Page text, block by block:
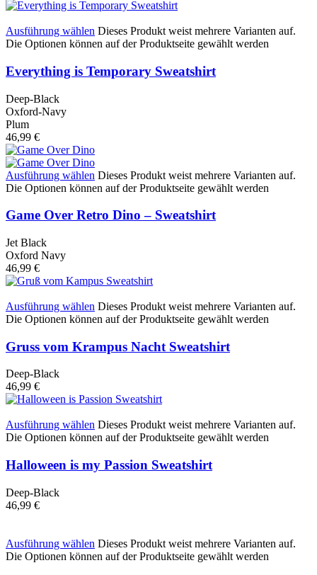
Ausführung wählen Dieses Produkt weist mehrere Varianten auf.
Die Optionen können auf der Produktseite gewählt werden
Everything is Temporary Sweatshirt
Deep-Black
Oxford-Navy
Plum
46,99 €
Ausführung wählen Dieses Produkt weist mehrere Varianten auf.
Die Optionen können auf der Produktseite gewählt werden
Game Over Retro Dino – Sweatshirt
Jet Black
Oxford Navy
46,99 €
Ausführung wählen Dieses Produkt weist mehrere Varianten auf.
Die Optionen können auf der Produktseite gewählt werden
Gruss vom Krampus Nacht Sweatshirt
Deep-Black
46,99 €
Ausführung wählen Dieses Produkt weist mehrere Varianten auf.
Die Optionen können auf der Produktseite gewählt werden
Halloween is my Passion Sweatshirt
Deep-Black
46,99 €
Ausführung wählen Dieses Produkt weist mehrere Varianten auf.
Die Optionen können auf der Produktseite gewählt werden